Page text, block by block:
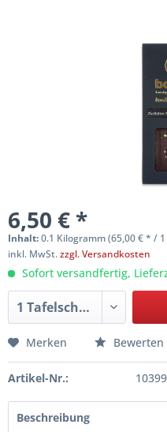
6,50 € *
Inhalt:0.1 Kilogramm (65,00 € * /
inkl. MwSt.zzgl. Versandkosten
Sofort versandfertig,
Merken Bewerten
Artikel-Nr.: 10399
Beschreibung